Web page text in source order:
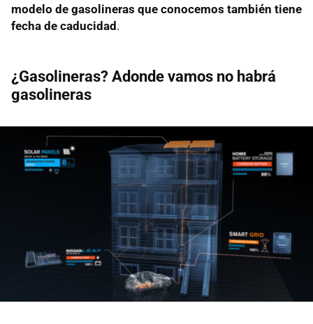
modelo de gasolineras que conocemos también tiene
fecha de caducidad.
¿Gasolineras? Adonde vamos no habrá
gasolineras